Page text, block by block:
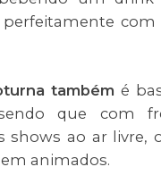
com
também é
que com
shows ao ar livre,
animados.